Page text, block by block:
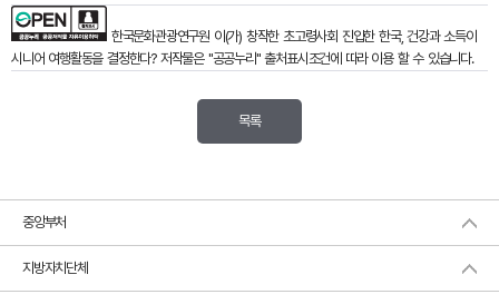
한국문화관광연구원 이(가) 창작한초고령사회 진입한 한국, 건강과 소득이
시니어 여행활동을 결정한다?저작물은 "공공누리"출처표시 조건에 따라 이용 할 수 있습니다.
목록
중앙부처
지방자치단체